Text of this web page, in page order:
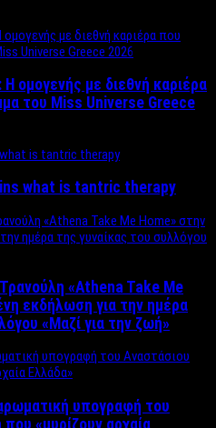
ομογενής με διεθνή καριέρα
του Miss Universe Greece
what is tantric therapy
«Athena Take Me
εκδήλωση για την ημέρα
«Μαζί για την ζωή»
υπογραφή του
«μυρίζουν αρχαία